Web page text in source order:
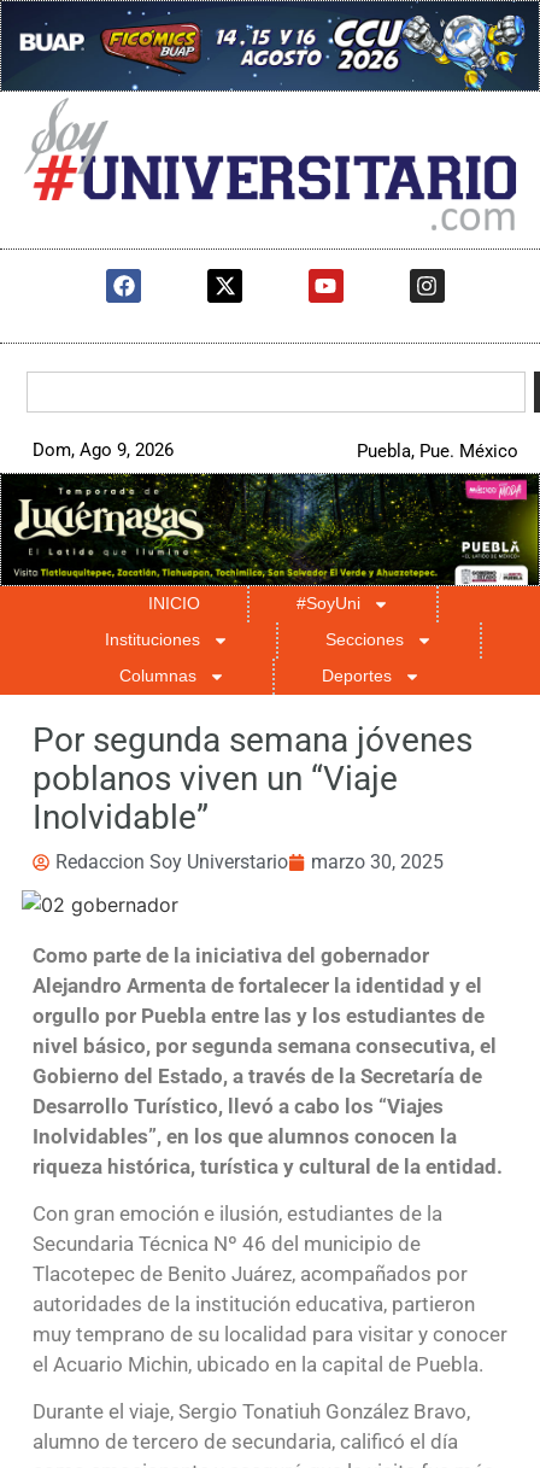
Dom, Ago 9, 2026 Puebla, Pue. México
INICIO
#SoyUni
Instituciones
Secciones
Columnas
Deportes
Por segunda semana jóvenes
poblanos viven un “Viaje
Inolvidable”
Redaccion Soy Universtario marzo 30, 2025
Como parte de la iniciativa del gobernador
Alejandro Armenta de fortalecer la identidad y el
orgullo por Puebla entre las y los estudiantes de
nivel básico, por segunda semana consecutiva, el
Gobierno del Estado, a través de la Secretaría de
Desarrollo Turístico, llevó a cabo los “Viajes
Inolvidables”, en los que alumnos conocen la
riqueza histórica, turística y cultural de la entidad.
Con gran emoción e ilusión, estudiantes de la
Secundaria Técnica Nº 46 del municipio de
Tlacotepec de Benito Juárez, acompañados por
autoridades de la institución educativa, partieron
muy temprano de su localidad para visitar y conocer
el Acuario Michin, ubicado en la capital de Puebla.
Durante el viaje, Sergio Tonatiuh González Bravo,
alumno de tercero de secundaria, calificó el día